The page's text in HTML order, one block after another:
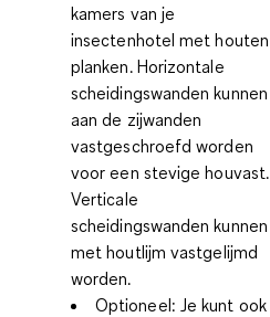
kamers van je
insectenhotel met houten
planken. Horizontale
scheidingswanden kunnen
aan de zijwanden
vastgeschroefd worden
voor een stevige houvast.
Verticale
scheidingswanden kunnen
met houtlijm vastgelijmd
worden.
Optioneel: Je kunt ook